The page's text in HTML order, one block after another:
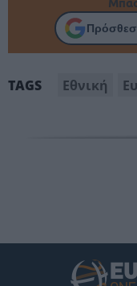
TAGS Εθνική